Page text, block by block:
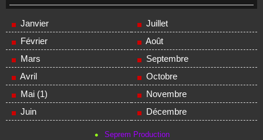
Janvier
Février
Mars
Avril
Mai (1)
Juin
Juillet
Août
Septembre
Octobre
Novembre
Décembre
Seprem Production